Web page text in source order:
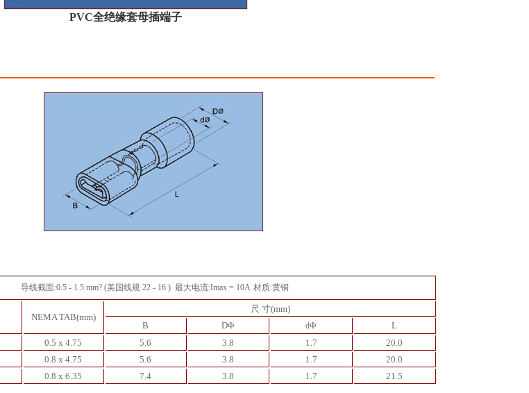
PVC全绝缘套母插端子
导线截面:0.5 - 1.5 mm? (美国线规 22 - 16 ) 最大电流:Imax = 10A 材质:黄铜
NEMA TAB(mm)
尺 寸(mm)
B
DΦ dΦ
L
0.5 x 4.75 5.6 3.8 1.7
20.0
0.8 x 4.75 5.6 3.8 1.7
20.0
0.8 x 6.35 7.4 3.8 1.7 21.5